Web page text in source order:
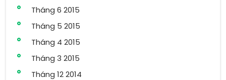
Tháng 6 2015
Tháng 5 2015
Tháng 4 2015
Tháng 3 2015
Tháng 12 2014